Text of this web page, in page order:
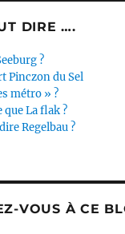
DIRE ….
?
Pinczon du Sel
métro » ?
que La flak ?
Regelbau ?
VOUS À CE